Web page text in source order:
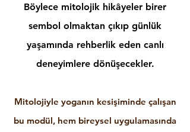
Böylece mitolojik hikâyeler birer
sembol olmaktan çıkıp günlük
yaşamında rehberlik eden canlı
deneyimlere dönüşecekler.
Mitolojiyle yoganın kesişiminde çalışan
bu modül, hem bireysel uygulamasında